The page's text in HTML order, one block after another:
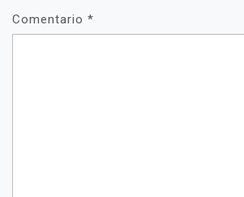
Comentario *